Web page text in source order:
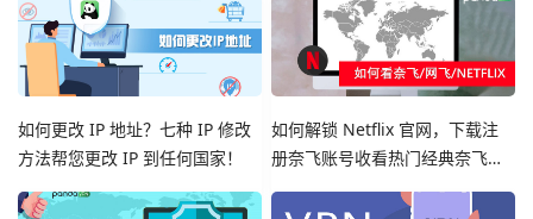
如何更改 IP 地址？七种 IP 修改
方法帮您更改 IP 到任何国家！
如何解锁 Netflix 官网，下载注
册奈飞账号收看热门经典奈飞影
视剧集